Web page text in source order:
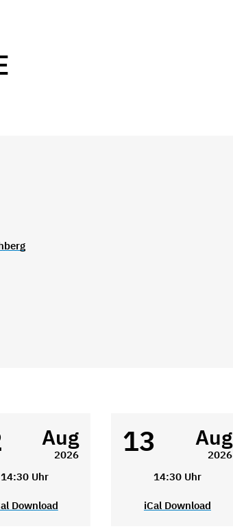
Aug
2026
14:30 Uhr
Download
13 Aug
2026
14:30 Uhr
iCal Download